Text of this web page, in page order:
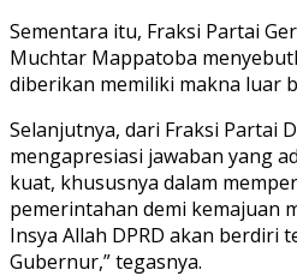
Sementara itu, Fraksi Partai
Muchtar Mappatoba
diberikan memiliki makna luar
Selanjutnya, dari Fraksi Partai
mengapresiasi jawaban yang
kuat, khususnya dalam
pemerintahan demi kemajuan
Insya Allah DPRD akan berdiri
Gubernur,” tegasnya.